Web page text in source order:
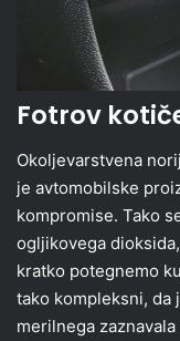
Fotrov
Okoljevarstvena
je avtomobilske
kompromise. Tako
ogljikovega
kratko potegnemo
tako kompleksni, da
merilnega